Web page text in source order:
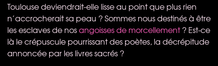
Toulouse deviendrait-elle lisse au point que plus rien
n’accrocherait sa peau ? Sommes nous destinés à être
les esclaves de nosangoisses de morcellement? Est-ce
là le crépuscule pourrissant des poètes, la décrépitude
annoncée par les livres sacrés ?